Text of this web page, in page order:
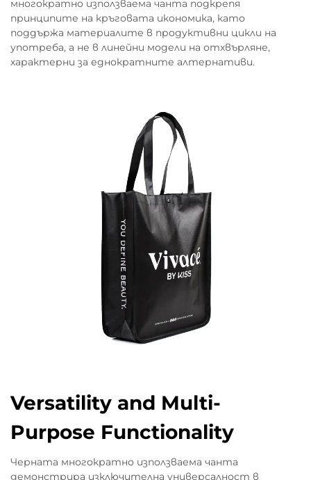
многократно използваема чанта подкрепя
принципите на кръговата икономика, като
поддържа материалите в продуктивни цикли на
употреба, а не в линейни модели на отхвърляне,
характерни за еднократните алтернативи.
Versatility and Multi-
Purpose Functionality
Черната многократно използваема чанта
демонстрира изключителна универсалност в